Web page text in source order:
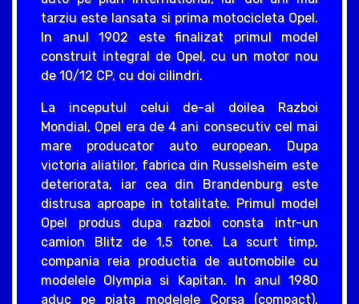
tarziu este lansata si prima motocicleta Opel.
In anul 1902 este finalizat primul model
construit integral de Opel, cu un motor nou
de 10/12 CP, cu doi cilindri.
La inceputul celui de-al doilea Razboi
Mondial, Opel era de 4 ani consecutiv cel mai
mare producator auto european. Dupa
victoria aliatilor, fabrica din Russelsheim este
deteriorata, iar cea din Brandenburg este
distrusa aproape in totalitate. Primul model
Opel produs dupa razboi consta intr-un
camion Blitz de 1,5 tone. La scurt timp,
compania reia productia de automobile cu
modelele Olympia si Kapitan. In anul 1980
aduc pe piata modelele Corsa (compact),